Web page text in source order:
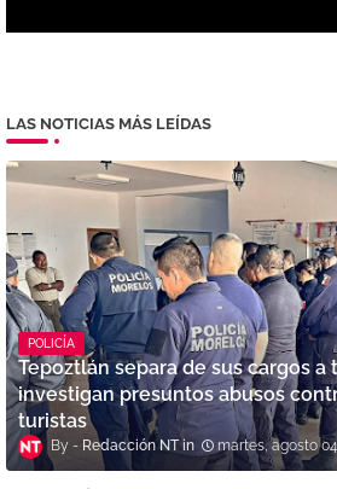
LAS NOTICIAS MÁS LEÍDAS
POLICÍA
Tepoztlán separa de sus cargos a
investigan presuntos abusos
turistas
Redacción NT martes, agosto